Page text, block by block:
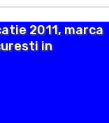
2011, marca
in